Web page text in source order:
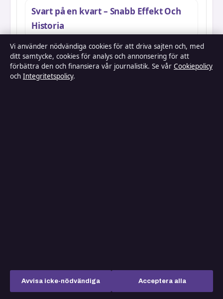
Svart på en kvart – Snabb Effekt Och
Historia
Låt den rätte komma in – svenska
original vs amerikansk remake
Isabelle Melin
Vi använder nödvändiga cookies för att driva sajten och, med
ditt samtycke, cookies för analys och annonsering för att
förbättra den och finansiera vår journalistik. Se vår Cookiepolicy
och Integritetspolicy.
Avvisa icke-nödvändiga Acceptera alla